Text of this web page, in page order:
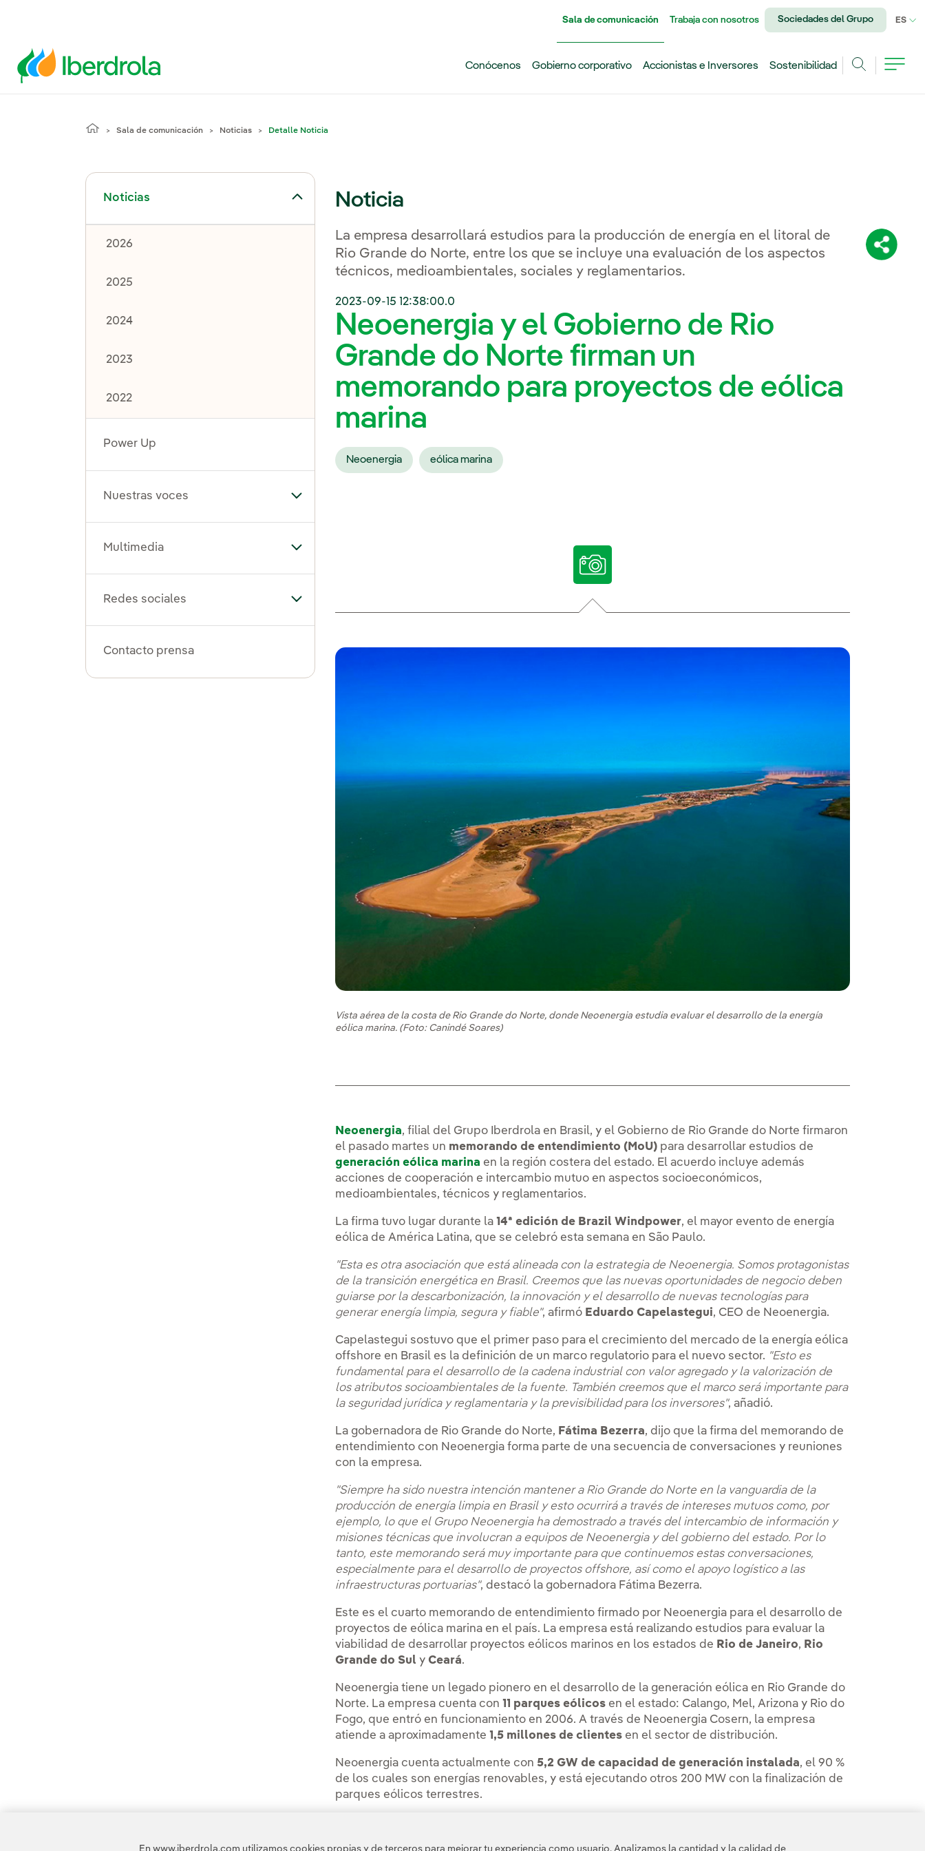
Sala de comunicación Trabaja con nosotros Sociedades del Grupo ES
Conócenos Gobierno corporativo Accionistas e Inversores
Sostenibilidad
Sala de comunicación Noticias Detalle Noticia
Noticias
Alternar el submenú para Noticias
2026
2025
2024
2023
2022
Power Up
Nuestras voces Alternar el submenú para Nuestras voces
Multimedia Alternar el submenú para Multimedia
Redes sociales Alternar el submenú para Redes sociales
Contacto prensa
Noticia
La empresa desarrollará estudios para la producción de energía en el litoral de
Rio Grande do Norte, entre los que se incluye una evaluación de los aspectos
técnicos, medioambientales, sociales y reglamentarios.
2023-09-15 12:38:00.0
Neoenergia y el Gobierno de Rio
Grande do Norte firman un
memorando para proyectos de eólica
marina
Neoenergia eólica marina
Vista aérea de la costa de Rio Grande do Norte, donde Neoenergia estudia evaluar el desarrollo de la energía
eólica marina. (Foto: Canindé Soares)
Neoenergia, filial del Grupo Iberdrola en Brasil, y el Gobierno de Rio Grande do Norte firmaron
el pasado martes un memorando de entendimiento (MoU) para desarrollar estudios de
generación eólica marina en la región costera del estado. El acuerdo incluye además
acciones de cooperación e intercambio mutuo en aspectos socioeconómicos,
medioambientales, técnicos y reglamentarios.
La firma tuvo lugar durante la14ª edición de Brazil Windpower, el mayor evento de energía
eólica de América Latina, que se celebró esta semana en São Paulo.
"Esta es otra asociación que está alineada con la estrategia de Neoenergia. Somos protagonistas
de la transición energética en Brasil. Creemos que las nuevas oportunidades de negocio deben
guiarse por la descarbonización, la innovación y el desarrollo de nuevas tecnologías para
generar energía limpia, segura y fiable", afirmó Eduardo Capelastegui, CEO de Neoenergia.
Capelastegui sostuvo que el primer paso para el crecimiento del mercado de la energía eólica
offshore en Brasil es la definición de un marco regulatorio para el nuevo sector. "Esto es
fundamental para el desarrollo de la cadena industrial con valor agregado y la valorización de
los atributos socioambientales de la fuente. También creemos que el marco será importante para
la seguridad jurídica y reglamentaria y la previsibilidad para los inversores", añadió.
La gobernadora de Rio Grande do Norte, Fátima Bezerra, dijo que la firma del memorando de
entendimiento con Neoenergia forma parte de una secuencia de conversaciones y reuniones
con la empresa.
"Siempre ha sido nuestra intención mantener a Rio Grande do Norte en la vanguardia de la
producción de energía limpia en Brasil y esto ocurrirá a través de intereses mutuos como, por
ejemplo, lo que el Grupo Neoenergia ha demostrado a través del intercambio de información y
misiones técnicas que involucran a equipos de Neoenergia y del gobierno del estado. Por lo
tanto, este memorando será muy importante para que continuemos estas conversaciones,
especialmente para el desarrollo de proyectos offshore, así como el apoyo logístico a las
infraestructuras portuarias", destacó la gobernadora Fátima Bezerra.
Este es el cuarto memorando de entendimiento firmado por Neoenergia para el desarrollo de
proyectos de eólica marina en el país. La empresa está realizando estudios para evaluar la
viabilidad de desarrollar proyectos eólicos marinos en los estados de Rio de Janeiro, Rio
Grande do Sul y Ceará.
Neoenergia tiene un legado pionero en el desarrollo de la generación eólica en Rio Grande do
Norte. La empresa cuenta con11 parques eólicos en el estado: Calango, Mel, Arizona y Rio do
Fogo, que entró en funcionamiento en 2006. A través de Neoenergia Cosern, la empresa
atiende a aproximadamente1,5 millones de clientes en el sector de distribución.
Neoenergia cuenta actualmente con 5,2 GW de capacidad de generación instalada, el 90 %
de los cuales son energías renovables, y está ejecutando otros 200 MW con la finalización de
parques eólicos terrestres.
En www.iberdrola.com utilizamos cookies propias y de terceros para mejorar tu experiencia como usuario. Analizamos la cantidad y la calidad de